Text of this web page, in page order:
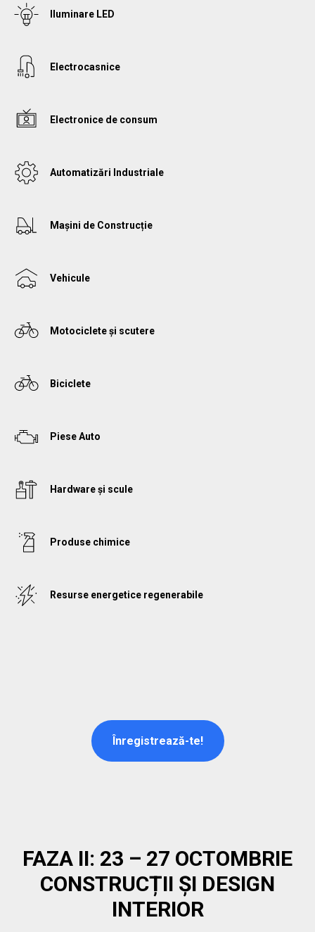
Iluminare LED
Electrocasnice
Electronice de consum
Automatizări Industriale
Mașini de Construcție
Vehicule
Motociclete și scutere
Biciсlete
Piese Auto
Hardware și scule
Produse chimice
Resurse energetice regenerabile
Înregistrează-te!
FAZA II: 23 – 27 OCTOMBRIE
CONSTRUCȚII ȘI DESIGN
INTERIOR